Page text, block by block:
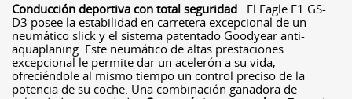
Conducción deportiva con total seguridad El Eagle F1 GS-
D3 posee la estabilidad en carretera excepcional de un
neumático slick y el sistema patentado Goodyear anti-
aquaplaning. Este neumático de altas prestaciones
excepcional le permite dar un acelerón a su vida,
ofreciéndole al mismo tiempo un control preciso de la
potencia de su coche. Una combinación ganadora de